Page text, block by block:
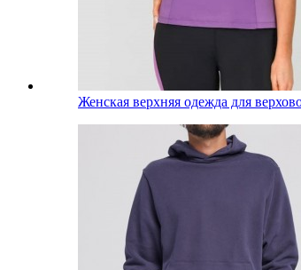
Женская верхняя одежда для